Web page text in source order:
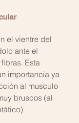
el vientre del
ante el
Esta
importancia ya
al musculo
bruscos (al